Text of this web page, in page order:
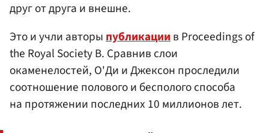
друг от друга и внешне.
Это и учли авторыпубликациив Proceedings of
the Royal Society B. Сравнив слои
окаменелостей, О'Ди и Джексон проследили
соотношение полового и бесполого способа
на протяжении последних 10 миллионов лет.